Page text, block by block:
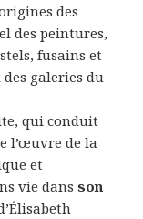
des
des peintures,
fusains et
galeries du
qui conduit
l’œuvre de la
et
vie dansson